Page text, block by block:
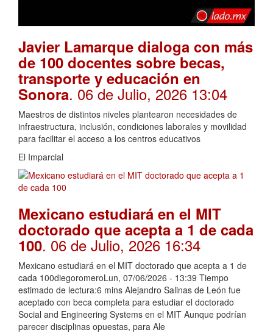
Javier Lamarque dialoga con más
de 100 docentes sobre becas,
transporte y educación en
Sonora. 06 de Julio, 2026 13:04
Maestros de distintos niveles plantearon necesidades de
infraestructura, inclusión, condiciones laborales y movilidad
para facilitar el acceso a los centros educativos
El Imparcial
Mexicano estudiará en el MIT
doctorado que acepta a 1 de cada
100. 06 de Julio, 2026 16:34
Mexicano estudiará en el MIT doctorado que acepta a 1 de
cada 100diegoromeroLun, 07/06/2026 - 13:39 Tiempo
estimado de lectura:6 mins Alejandro Salinas de León fue
aceptado con beca completa para estudiar el doctorado
Social and Engineering Systems en el MIT Aunque podrían
parecer disciplinas opuestas, para Ale